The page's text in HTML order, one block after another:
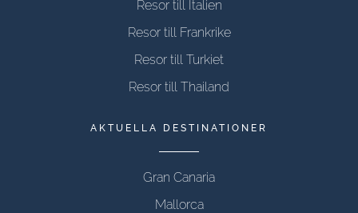
Resor till Italien
Resor till Frankrike
Resor till Turkiet
Resor till Thailand
AKTUELLA DESTINATIONER
Gran Canaria
Mallorca